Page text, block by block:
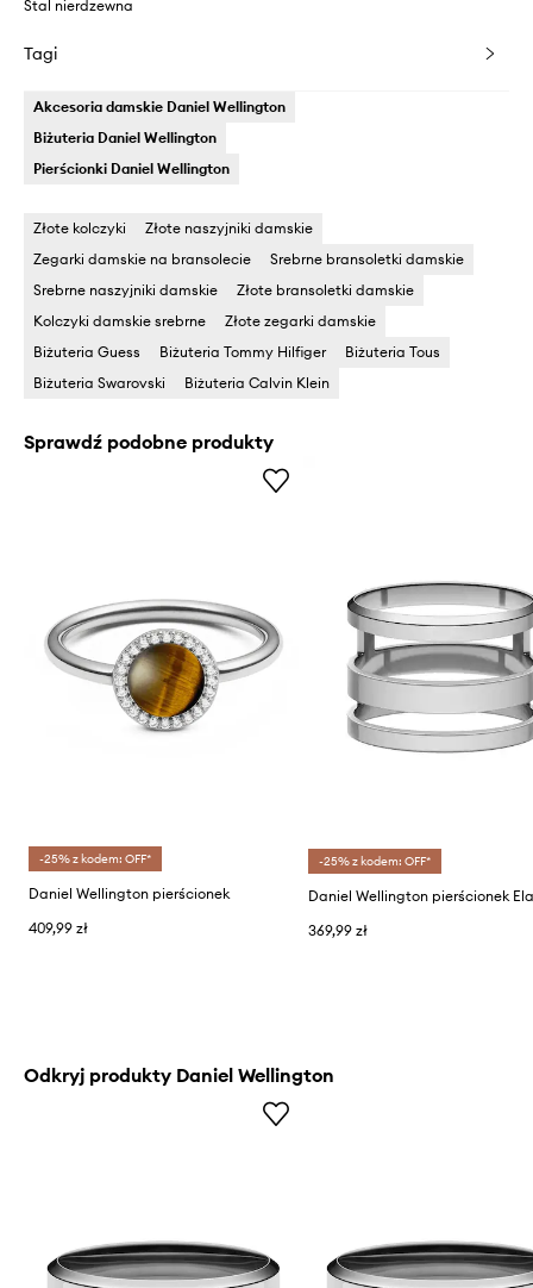
Stal nierdzewna
Tagi
Akcesoria damskie Daniel Wellington
Biżuteria Daniel Wellington
Pierścionki Daniel Wellington
Złote kolczyki
Złote naszyjniki damskie
Zegarki damskie na bransolecie
Srebrne bransoletki damskie
Srebrne naszyjniki damskie
Złote bransoletki damskie
Kolczyki damskie srebrne
Złote zegarki damskie
Biżuteria Guess
Biżuteria Tommy Hilfiger
Biżuteria Tous
Biżuteria Swarovski
Biżuteria Calvin Klein
Sprawdź podobne produkty
-25% z kodem: OFF*
Daniel Wellington pierścionek
409,99 zł
-25% z kodem: OFF*
369,99 zł
Odkryj produkty Daniel Wellington